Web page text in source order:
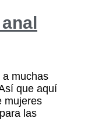
a muchas
que aquí
mujeres
las